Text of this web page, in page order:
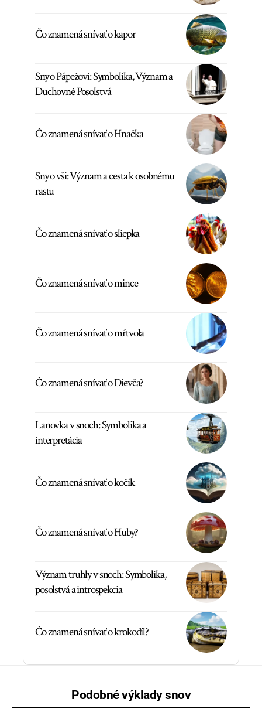
Čo znamená snívať o kapor
Sny o Pápežovi: Symbolika, Význam a
Duchovné Posolstvá
Čo znamená snívať o Hnačka
Sny o vši: Význam a cesta k osobnému
rastu
Čo znamená snívať o sliepka
Čo znamená snívať o mince
Čo znamená snívať o mŕtvola
Čo znamená snívať o Dievča?
Lanovka v snoch: Symbolika a
interpretácia
Čo znamená snívať o kočík
Čo znamená snívať o Huby?
Význam truhly v snoch: Symbolika,
posolstvá a introspekcia
Čo znamená snívať o krokodíl?
Podobné výklady snov